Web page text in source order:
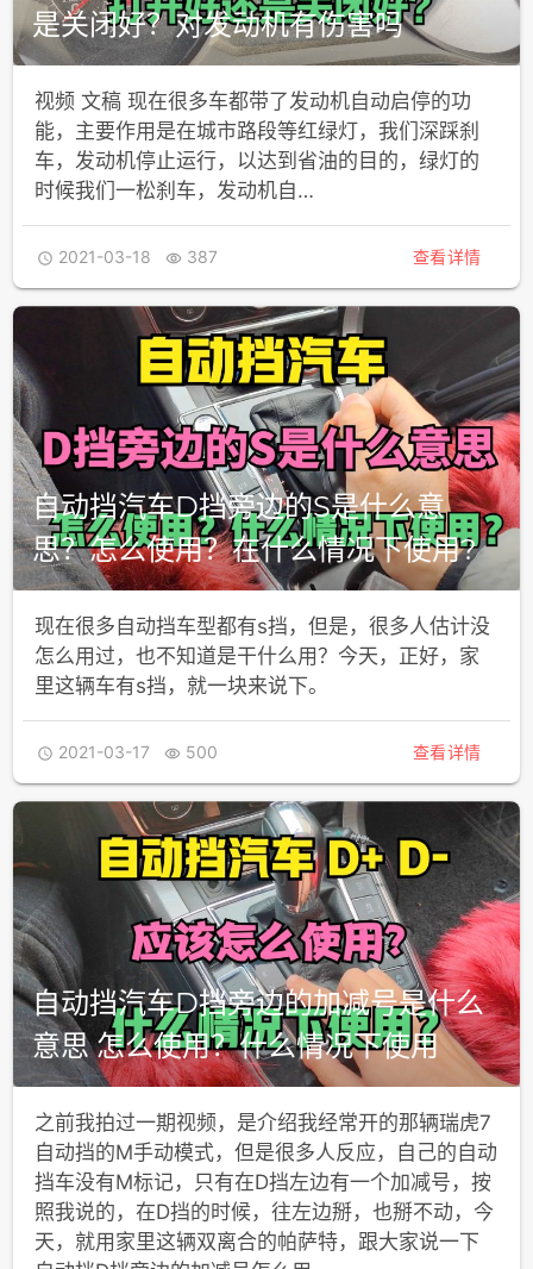
是关闭好？对发动机有伤害吗
视频 文稿 现在很多车都带了发动机自动启停的功
能，主要作用是在城市路段等红绿灯，我们深踩刹
车，发动机停止运行，以达到省油的目的，绿灯的
时候我们一松刹车，发动机自…
 2021-03-18  387 查看详情
自动挡汽车D挡旁边的S是什么意
思？怎么使用？在什么情况下使用?
现在很多自动挡车型都有s挡，但是，很多人估计没
怎么用过，也不知道是干什么用？今天，正好，家
里这辆车有s挡，就一块来说下。
 2021-03-17  500 查看详情
自动挡汽车D挡旁边的加减号是什么
意思 怎么使用？什么情况下使用
之前我拍过一期视频，是介绍我经常开的那辆瑞虎7
自动挡的M手动模式，但是很多人反应，自己的自动
挡车没有M标记，只有在D挡左边有一个加减号，按
照我说的，在D挡的时候，往左边掰，也掰不动，今
天，就用家里这辆双离合的帕萨特，跟大家说一下